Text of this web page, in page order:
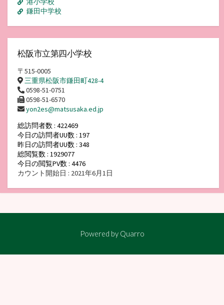
鎌田中学校
松阪市立第四小学校
〒515-0005
三重県松阪市鎌田町428-4
0598-51-0751
0598-51-6570
yon2es@matsusaka.ed.jp
総訪問者数 : 422469
今日の訪問者UU数 : 197
昨日の訪問者UU数 : 348
総閲覧数 : 1929077
今日の閲覧PV数 : 4476
カウント開始日 : 2021年6月1日
Powered by Quarro